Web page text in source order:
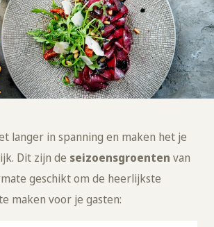
langer in spanning en maken het je
Dit zijn de seizoensgroenten van
geschikt om de heerlijkste
maken voor je gasten: